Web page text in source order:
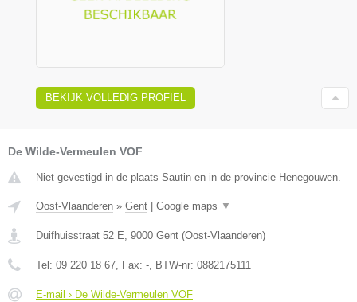
BEKIJK VOLLEDIG PROFIEL
De Wilde-Vermeulen VOF
Niet gevestigd in de plaats Sautin en in de provincie Henegouwen.
Oost-Vlaanderen » Gent Google maps ▼
Duifhuisstraat 52 E, 9000 Gent (Oost-Vlaanderen)
Tel: 09 220 18 67, Fax: -, BTW-nr: 0882175111
E-mail › De Wilde-Vermeulen VOF